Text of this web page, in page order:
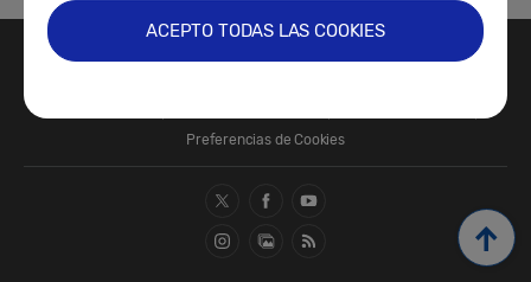
Términos de Uso
Preferencias de Cookies
ACEPTO TODAS LAS COOKIES